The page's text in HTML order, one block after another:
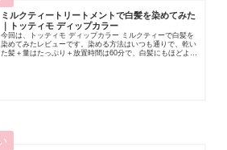
ミルクティートリートメントで白髪を染めてみた
｜トッティモ ディップカラー
今回は、トッティモ ディップカラー ミルクティーで白髪を
染めてみたレビューです。染める方法はいつも通りで、乾い
た髪＋量はたっぷり＋放置時間は60分で、白髪にもほどよく